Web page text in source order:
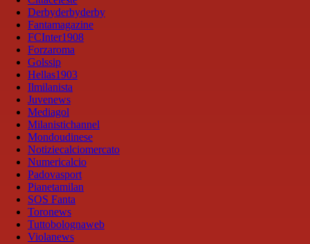
Derbyderbyderby
Fantamagazine
FCInter1908
Forzaroma
Golssip
Hellas1903
Ilmilanista
Juvenews
Mediagol
Milanistichannel
Mondoudinese
Notiziecalciomercato
Numericalcio
Padovasport
Pianetamilan
SOS Fanta
Toronews
Tuttobolognaweb
Violanews